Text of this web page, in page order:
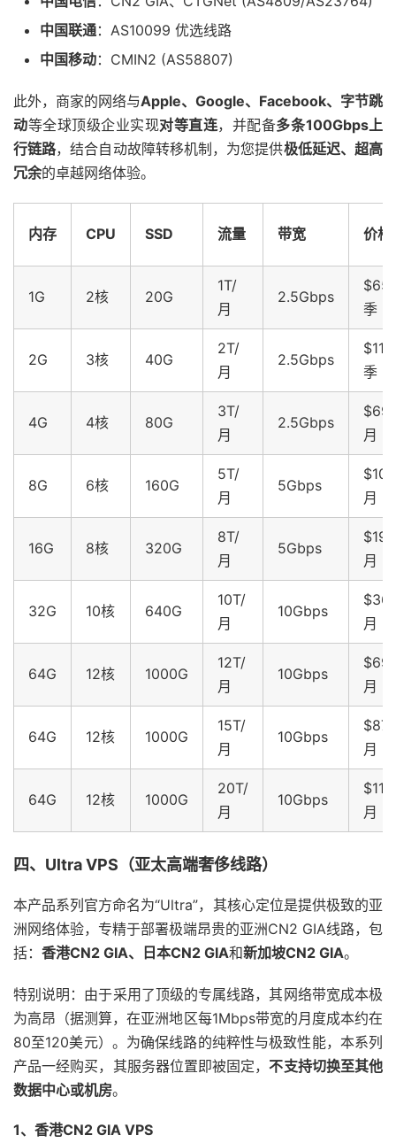
中国联通：AS10099 优选线路
中国移动：CMIN2 (AS58807)
此外，商家的网络与Apple、Google、Facebook、字节跳
动等全球顶级企业实现对等直连，并配备多条100Gbps上
行链路，结合自动故障转移机制，为您提供极低延迟、超高
冗余的卓越网络体验。
内存 CPU SSD 流量 带宽 价格
1G 2核 20G
1T/
月
2.5Gbps
季
2G 3核 40G
2T/
月
2.5Gbps
季
4G 4核 80G
3T/
月
2.5Gbps
月
8G 6核 160G
5T/
月
5Gbps
月
16G 8核 320G
8T/
月
5Gbps
月
32G 10核 640G
10T/
月
10Gbps
月
64G 12核 1000G
12T/
月
10Gbps
月
64G 12核 1000G
15T/
月
10Gbps
月
64G 12核 1000G
20T/
月
10Gbps
月
四、Ultra VPS（亚太高端奢侈线路）
本产品系列官方命名为“Ultra”，其核心定位是提供极致的亚
洲网络体验，专精于部署极端昂贵的亚洲CN2 GIA线路，包
括： 香港CN2 GIA、日本CN2 GIA和新加坡CN2 GIA。
特别说明：由于采用了顶级的专属线路，其网络带宽成本极
为高昂（据测算，在亚洲地区每1Mbps带宽的月度成本约在
80至120美元）。为确保线路的纯粹性与极致性能，本系列
产品一经购买，其服务器位置即被固定，不支持切换至其他
数据中心或机房。
1、 香港CN2 GIA VPS